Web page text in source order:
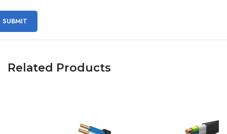
Related Products